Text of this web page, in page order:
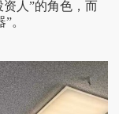
资人”的角色，而
。